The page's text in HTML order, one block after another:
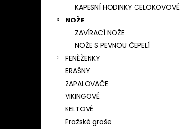
KAPESNÍ HODINKY CELOKOVOVÉ
NOŽE
ZAVÍRACÍ NOŽE
NOŽE S PEVNOU ČEPELÍ
PENĚŽENKY
BRAŠNY
ZAPALOVAČE
VIKINGOVÉ
KELTOVÉ
Pražské groše